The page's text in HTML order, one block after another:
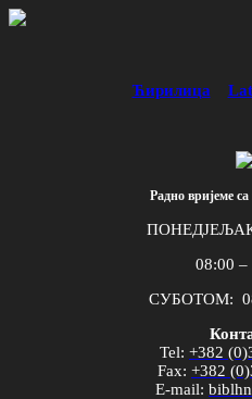
Ћирилица
Радно вријеме
08:00 –
СУБОТОМ:
Tel: +382
Fax: +382
E-mail: biblhn